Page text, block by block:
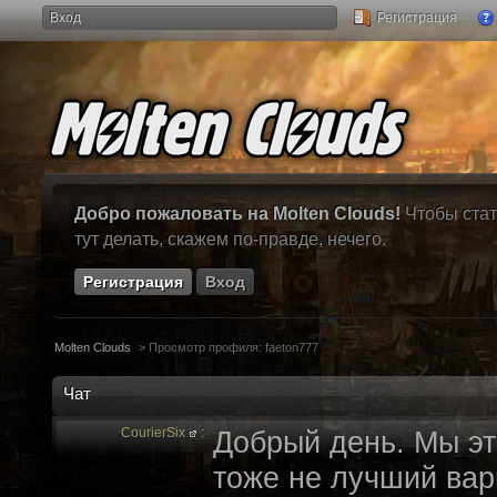
Вход Регистрация
Добро пожаловать на Molten Clouds! Чтобы
тут делать, скажем по-правде, нечего.
Регистрация Вход
Molten Clouds > Просмотр профиля: faeton777
Чат
CourierSix : Добрый день. Мы
тоже не лучший